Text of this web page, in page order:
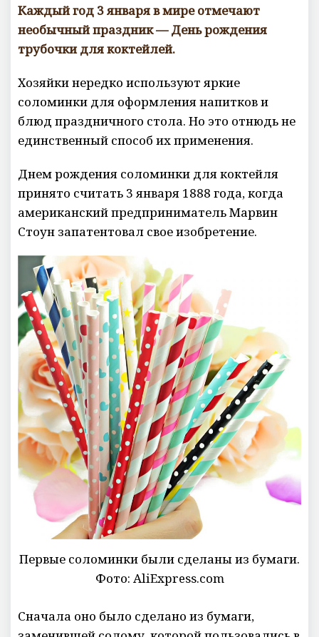
Каждый год 3 января в мире отмечают
необычный праздник — День рождения
трубочки для коктейлей.
Хозяйки нередко используют яркие
соломинки для оформления напитков и
блюд праздничного стола. Но это отнюдь не
единственный способ их применения.
Днем рождения соломинки для коктейля
принято считать 3 января 1888 года, когда
американский предприниматель Марвин
Стоун запатентовал свое изобретение.
Первые соломинки были сделаны из бумаги.
Фото: AliExpress.com
Сначала оно было сделано из бумаги,